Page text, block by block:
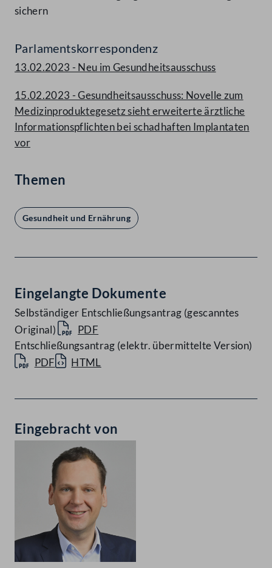
sichern
Parlamentskorrespondenz
13.02.2023 - Neu im Gesundheitsausschuss
15.02.2023 - Gesundheitsausschuss: Novelle zum
Medizinproduktegesetz sieht erweiterte ärztliche
Informationspflichten bei schadhaften Implantaten
vor
Themen
Gesundheit und Ernährung
Eingelangte Dokumente
Selbständiger Entschließungsantrag (gescanntes
Original)
PDF
Entschließungsantrag (elektr. übermittelte Version)
PDF
HTML
Eingebracht von